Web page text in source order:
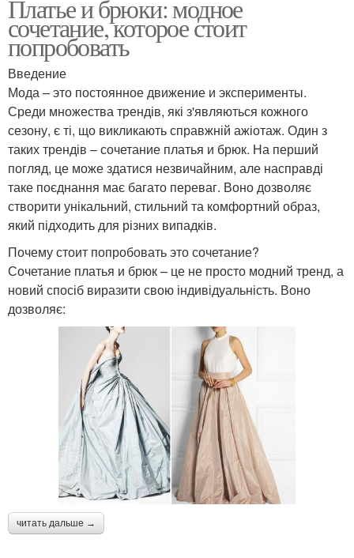
Платье и брюки: модное
сочетание, которое стоит
попробовать
Введение
Мода – это постоянное движение и эксперименты.
Среди множества трендів, які з'являються кожного
сезону, є ті, що викликають справжній ажіотаж. Один з
таких трендів – сочетание платья и брюк. На перший
погляд, це може здатися незвичайним, але насправді
таке поєднання має багато переваг. Воно дозволяє
створити унікальний, стильний та комфортний образ,
який підходить для різних випадків.
Почему стоит попробовать это сочетание?
Сочетание платья и брюк – це не просто модний тренд, а
новий спосіб виразити свою індивідуальність. Воно
дозволяє:
читать дальше →